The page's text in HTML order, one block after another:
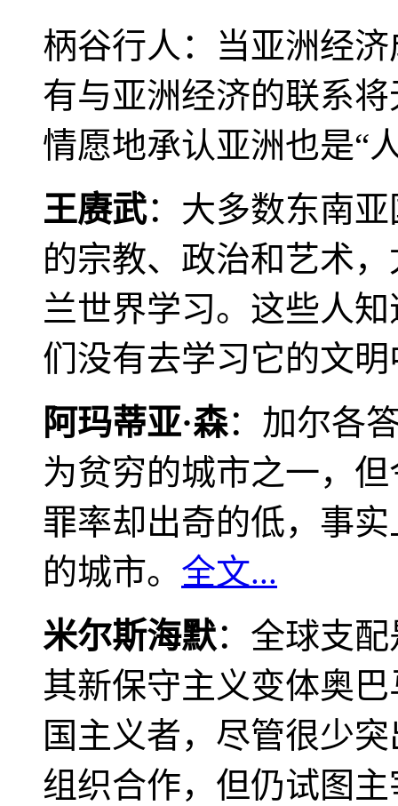
柄谷行人：当亚洲经
有与亚洲经济的联系
情愿地承认亚洲也是“
王赓武：大多数东南
的宗教、政治和艺术
兰世界学习。这些人
们没有去学习它的文
阿玛蒂亚·森：加尔各
为贫穷的城市之一，
罪率却出奇的低，事
的城市。 全文...
米尔斯海默：全球支
其新保守主义变体奥
国主义者，尽管很少
组织合作，但仍试图